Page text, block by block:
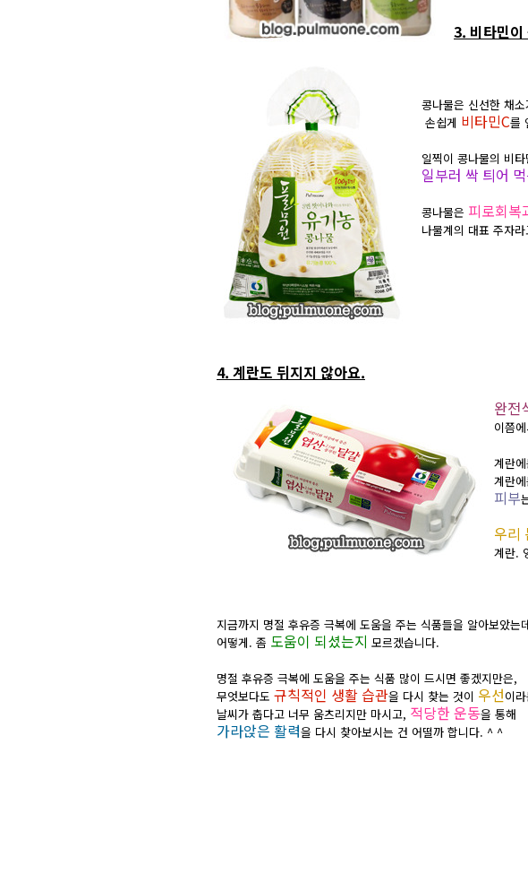
3. 비타민
콩나물은 신선한 채
손쉽게 비타민C를
일찍이 콩나물의 비
일부러 싹 틔어
콩나물은 피로회복
나물계의 대표 주자
4. 계란도 뒤지지 않아요.
완전
이쯤
계란
계란
피부
우리
계란.
지금까지 명절 후유증 극복에 도움을 주는 식품들을 알아보았는
어떻게. 좀 도움이 되셨는지 모르겠습니다.
명절 후유증 극복에 도움을 주는 식품 많이 드시면 좋겠지만은,
무엇보다도 규칙적인 생활 습관을 다시 찾는 것이 우선이
날씨가 춥다고 너무 움츠리지만 마시고, 적당한 운동을 통해
가라앉은 활력을 다시 찾아보시는 건 어떨까 합니다. ^ ^